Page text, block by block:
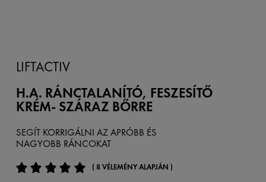
LIFTACTIV
H.A. RÁNCTALANÍTÓ, FESZESÍTŐ
KRÉM- SZÁRAZ BŐRRE
SEGÍT KORRIGÁLNI AZ APRÓBB ÉS
NAGYOBB RÁNCOKAT
( 8 VÉLEMÉNY ALAPJÁN )